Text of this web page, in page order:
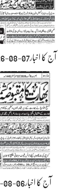
آج کا اخبار07-08-2026
آج کا اخبار06-08-2026